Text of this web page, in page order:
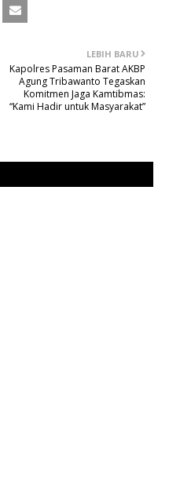
LEBIH BARU
Kapolres Pasaman Barat AKBP
Agung Tribawanto Tegaskan
Komitmen Jaga Kamtibmas:
“Kami Hadir untuk Masyarakat”